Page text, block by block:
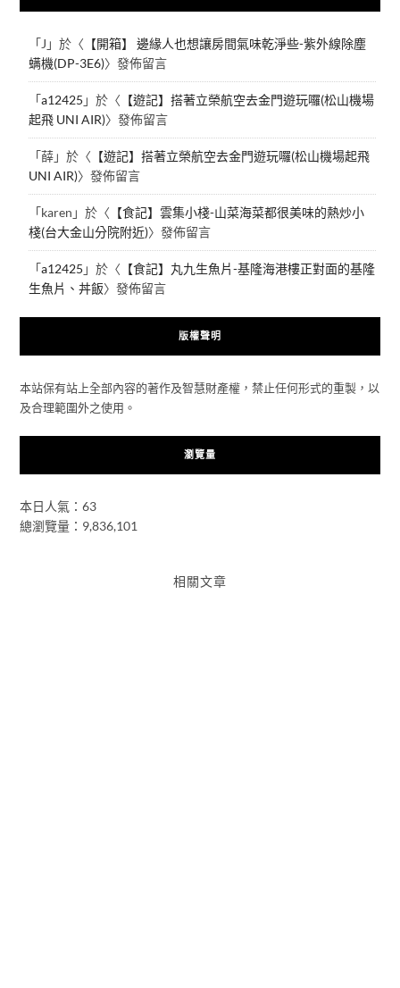
「J 」於〈 【開箱】 邊緣人也想讓房間氣味乾淨些-紫外線除塵
螨機(DP-3E6)〉發佈留言
「a12425 」於〈 【遊記】搭著立榮航空去金門遊玩囉(松山機場
起飛 UNI AIR)〉發佈留言
「薛」於〈 【遊記】搭著立榮航空去金門遊玩囉(松山機場起飛
UNI AIR)〉發佈留言
「karen 」於〈 【食記】雲集小棧-山菜海菜都很美味的熱炒小
棧(台大金山分院附近)〉發佈留言
「a12425 」於〈 【食記】丸九生魚片-基隆海港樓正對面的基隆
生魚片、丼飯〉發佈留言
版權聲明
本站保有站上全部內容的著作及智慧財產權，禁止任何形式的重製，以
及合理範圍外之使用。
瀏覽量
本日人氣：63
總瀏覽量：9,836,101
相關文章